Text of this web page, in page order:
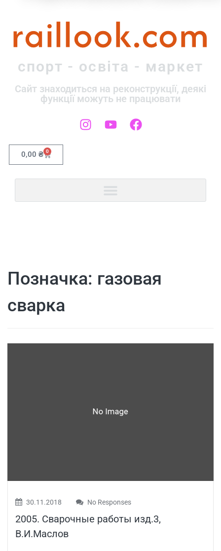
raillook.com
спорт - освіта - маркет
Сайт знаходиться на реконструкції, деякі
функції можуть не працювати
0,00 ₴ 0
Позначка: газовая
сварка
30.11.2018 No Responses
2005. Сварочные работы изд.3,
В.И.Маслов